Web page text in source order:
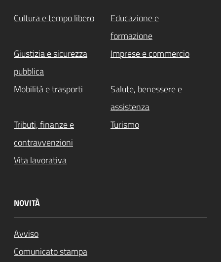
Cultura e tempo libero
Educazione e
formazione
Giustizia e sicurezza
pubblica
Imprese e commercio
Mobilità e trasporti
Salute, benessere e
assistenza
Tributi, finanze e
contravvenzioni
Turismo
Vita lavorativa
NOVITÀ
Avviso
Comunicato stampa